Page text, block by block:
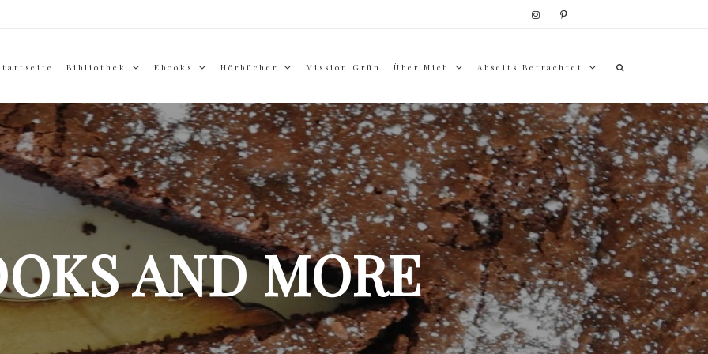
Bibliothek Ebooks Hörbücher Mission Grün Über Mich Abseits Betrachtet
AND MORE